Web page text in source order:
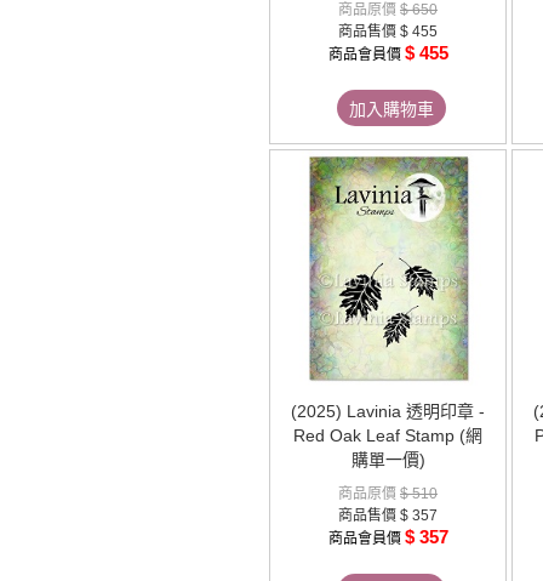
商品原價 $ 650
商品售價 $ 455
商品會員價 $ 455
加入購物車
(2025) Lavinia 透明印章 -
Red Oak Leaf Stamp (網
購單一價)
商品原價 $ 510
商品售價 $ 357
商品會員價 $ 357